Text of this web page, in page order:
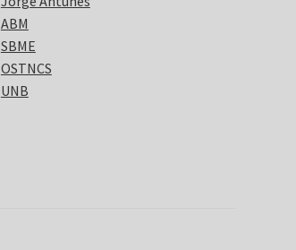
ABM
SBME
OSTNCS
UNB